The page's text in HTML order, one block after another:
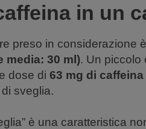
in un
preso in considerazione
media: 30 ml). Un piccolo
dose di 63 mg di caffeina
sveglia.
è una caratteristica